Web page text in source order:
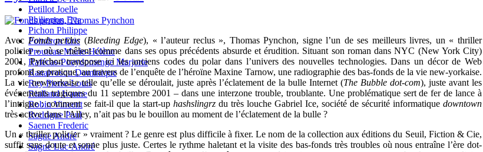
Petillot Joelle
Philippon Eva
Pichon Philippe
Poindron Eric
Prouteau Marie-Hélène
Rafécas-Poeydomenge Marjorie
Ranaivoson Dominique
Rey Pierre-Louis
Rialland Ivanne
Robin Vincent
Rodrigue Paul
Saenen Frederic
Sagne André
Sagne Luc-André
Avec Fonds perdus (Bleeding Edge), « l’auteur reclus », Thomas Pynchon, signe l’un de ses meilleurs livres, un « thriller
policier » où se mêlent comme dans ses opus précédents absurde et érudition. Situant son roman dans NYC (New York City)
2001, Pynchon transpose ici les anciens codes du polar dans l’univers des nouvelles technologies. Dans un décor de Web
profond se pratique, au travers de l’enquête de l’héroïne Maxine Tarnow, une radiographie des bas-fonds de la vie new-yorkaise.
La vie newyorkaise telle qu’elle se déroulait, juste après l’éclatement de la bulle Internet (The Bubble dot-com), juste avant les
événements tragiques du 11 septembre 2001 – dans une interzone trouble, troublante. Une problématique sert de fer de lance à
l’intrigue : comment se fait-il que la start-up hashslingrz du très louche Gabriel Ice, société de sécurité informatique downtown
très active dans l’Alley, n’ait pas bu le bouillon au moment de l’éclatement de la bulle ?
Un « thriller policier » vraiment ? Le genre est plus difficile à fixer. Le nom de la collection aux éditions du Seuil, Fiction & Cie,
suffit sans doute et sonne plus juste. Certes le rythme haletant et la visite des bas-fonds très troubles où nous entraîne l’ère dot-